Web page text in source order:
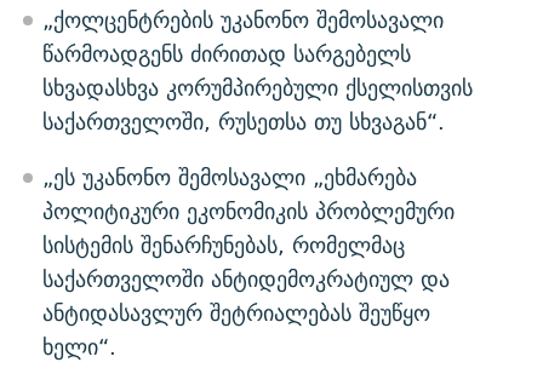
„ქოლცენტრების უკანონო შემოსავალი
წარმოადგენს ძირითად სარგებელს
სხვადასხვა კორუმპირებული ქსელისთვის
საქართველოში, რუსეთსა თუ სხვაგან“.
„ეს უკანონო შემოსავალი „ეხმარება
პოლიტიკური ეკონომიკის პრობლემური
სისტემის შენარჩუნებას, რომელმაც
საქართველოში ანტიდემოკრატიულ და
ანტიდასავლურ შეტრიალებას შეუწყო
ხელი“.